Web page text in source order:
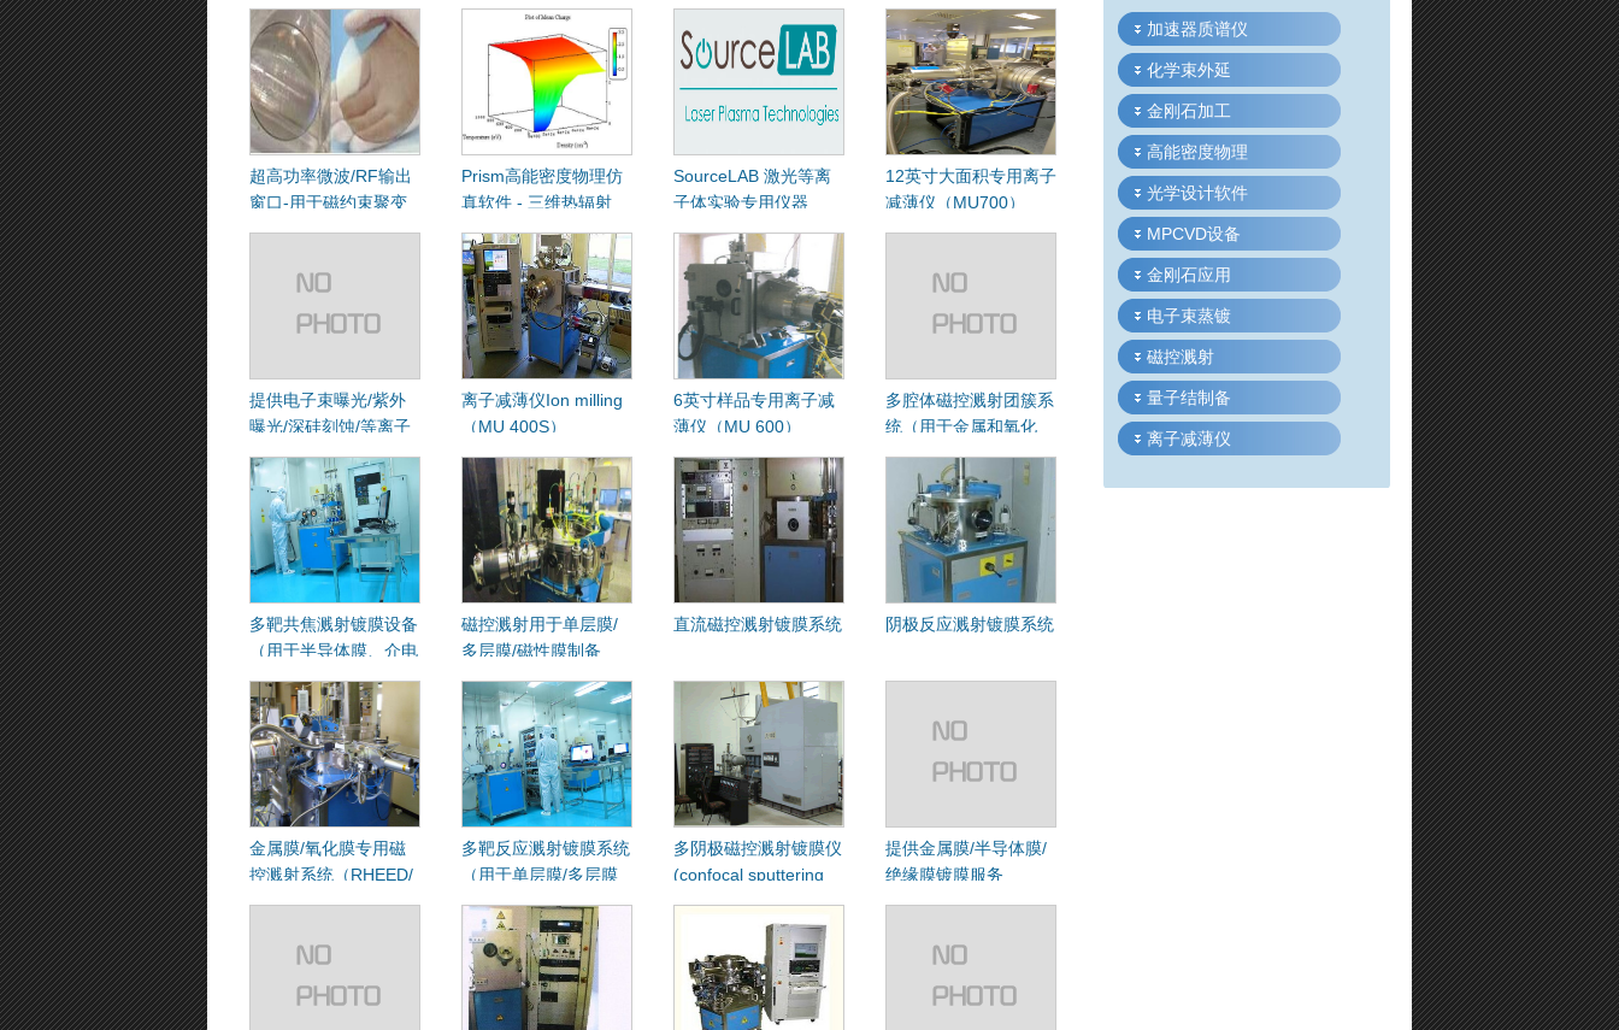
超高功率微波/RF输出
窗口-用于磁约束聚变
Prism高能密度物理仿
真软件 - 三维热辐射
CAD模块、辐射流体模
块、成像及光谱分析模
块、不透明度及状态方
程计算模块
SourceLAB 激光等离
子体实验专用仪器
12英寸大面积专用离子
减薄仪（MU700）
提供电子束曝光/紫外
曝光/深硅刻蚀/等离子
刻蚀及测量服务
离子减薄仪Ion milling
（MU 400S）
6英寸样品专用离子减
薄仪（MU 600）
多腔体磁控溅射团簇系
统（用于金属和氧化
物）
多靶共焦溅射镀膜设备
（用于半导体膜、介电
膜制备）
磁控溅射用于单层膜/
多层膜/磁性膜制备
直流磁控溅射镀膜系统 阴极反应溅射镀膜系统
金属膜/氧化膜专用磁
控溅射系统（RHEED/
等离子体清洗）
多靶反应溅射镀膜系统
（用于单层膜/多层膜
制备 ）
多阴极磁控溅射镀膜仪
(confocal sputtering
system)
提供金属膜/半导体膜/
绝缘膜镀膜服务
加速器质谱仪
化学束外延
金刚石加工
高能密度物理
光学设计软件
MPCVD设备
金刚石应用
电子束蒸镀
磁控溅射
量子结制备
离子减薄仪